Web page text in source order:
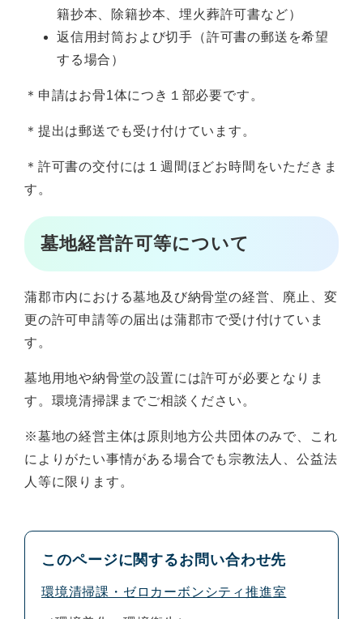
籍抄本、除籍抄本、埋火葬許可書など）
返信用封筒および切手（許可書の郵送を希望
する場合）
＊申請はお骨1体につき１部必要です。
＊提出は郵送でも受け付けています。
＊許可書の交付には１週間ほどお時間をいただきま
す。
墓地経営許可等について
蒲郡市内における墓地及び納骨堂の経営、廃止、変
更の許可申請等の届出は蒲郡市で受け付けていま
す。
墓地用地や納骨堂の設置には許可が必要となりま
す。環境清掃課までご相談ください。
※墓地の経営主体は原則地方公共団体のみで、これ
によりがたい事情がある場合でも宗教法人、公益法
人等に限ります。
このページに関するお問い合わせ先
環境清掃課・ゼロカーボンシティ推進室